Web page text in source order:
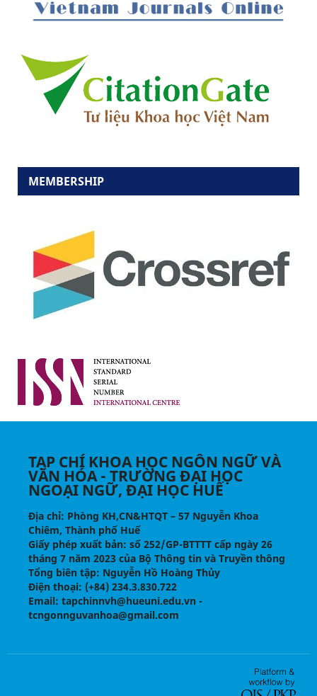
MEMBERSHIP
TẠP CHÍ KHOA HỌC NGÔN NGỮ VÀ
VĂN HÓA - TRƯỜNG ĐẠI HỌC
NGOẠI NGỮ, ĐẠI HỌC HUẾ
Địa chỉ: Phòng KH,CN&HTQT – 57 Nguyễn Khoa
Chiêm, Thành phố Huế
Giấy phép xuất bản: số 252/GP-BTTTT cấp ngày 26
tháng 7 năm 2023 của Bộ Thông tin và Truyền thông
Tổng biên tập: Nguyễn Hồ Hoàng Thủy
Điện thoại: (+84) 234.3.830.722
Email: tapchinnvh@hueuni.edu.vn -
tcngonnguvanhoa@gmail.com